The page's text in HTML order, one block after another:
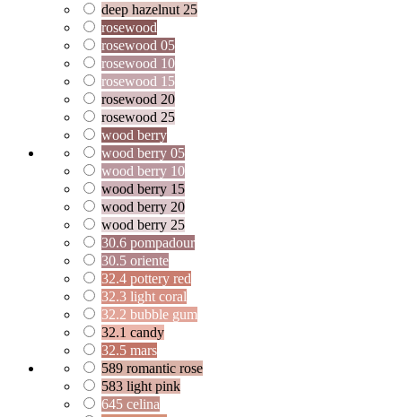
deep hazelnut 25
rosewood
rosewood 05
rosewood 10
rosewood 15
rosewood 20
rosewood 25
wood berry
wood berry 05
wood berry 10
wood berry 15
wood berry 20
wood berry 25
30.6 pompadour
30.5 oriente
32.4 pottery red
32.3 light coral
32.2 bubble gum
32.1 candy
32.5 mars
589 romantic rose
583 light pink
645 celina